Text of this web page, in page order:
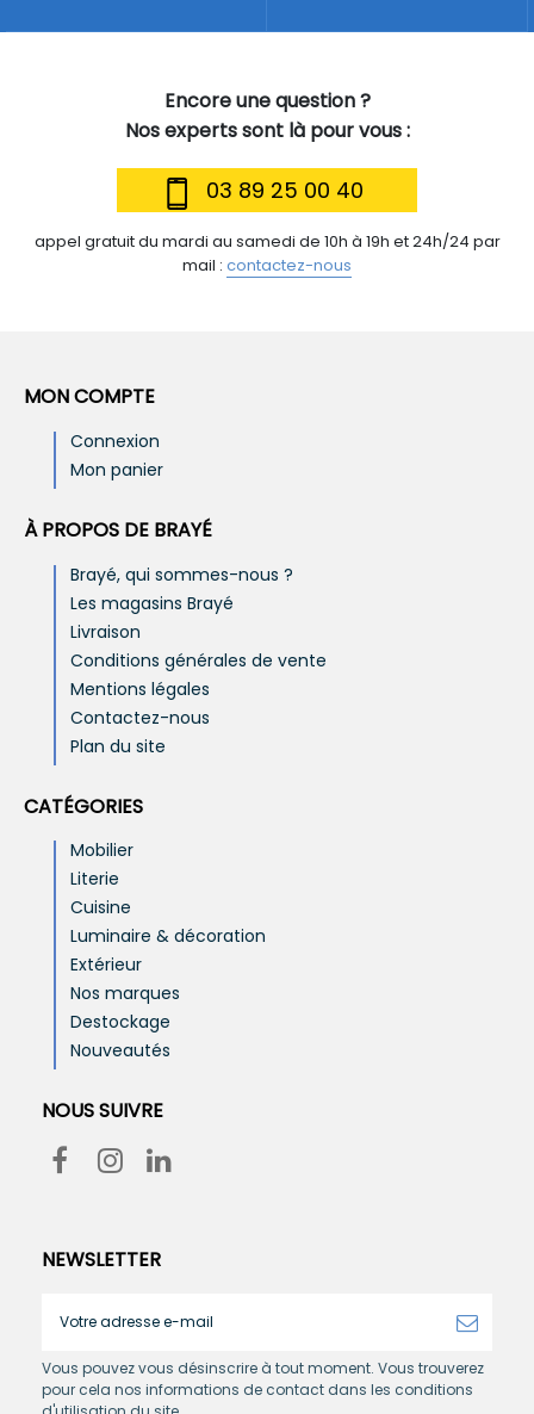
Encore une question ?
Nos experts sont là pour vous :
03 89 25 00 40
appel gratuit du mardi au samedi de 10h à 19h et 24h/24 par
mail : contactez-nous
MON COMPTE
Connexion
Mon panier
À PROPOS DE BRAYÉ
Brayé, qui sommes-nous ?
Les magasins Brayé
Livraison
Conditions générales de vente
Mentions légales
Contactez-nous
Plan du site
CATÉGORIES
Mobilier
Literie
Cuisine
Luminaire & décoration
Extérieur
Nos marques
Destockage
Nouveautés
NOUS SUIVRE
NEWSLETTER
Vous pouvez vous désinscrire à tout moment. Vous trouverez
pour cela nos informations de contact dans les conditions